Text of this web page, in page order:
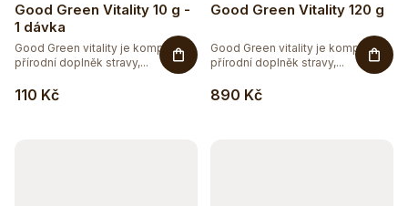
Good Green Vitality 10 g -
1 dávka
110 Kč
Good Green vitality je komplexní
přírodní doplněk stravy,...
Good Green Vitality 120 g
890 Kč
Good Green vitality je komplexní
přírodní doplněk stravy,...